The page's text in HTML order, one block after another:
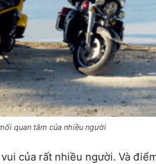
quan tâm của nhiều người
của rất nhiều người. Và